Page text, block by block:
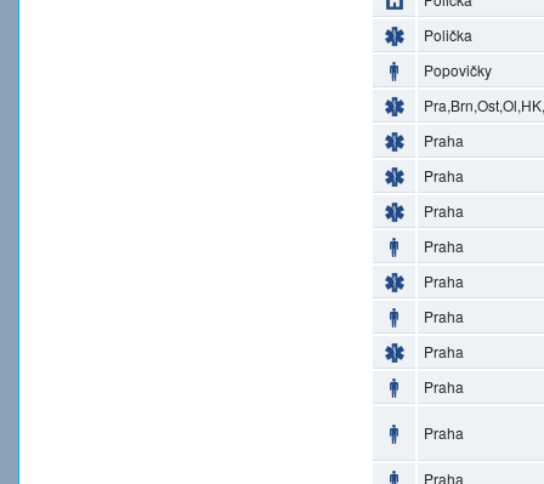
Polička
Popovičky
Praha
Praha
Praha
Praha
Praha
Praha
Praha
Praha
Praha
Praha